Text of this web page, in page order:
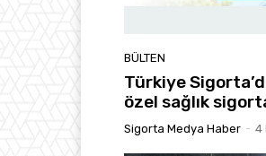
BÜLTEN
Türkiye
özel sağlık
Sigorta Medya Haber - 4